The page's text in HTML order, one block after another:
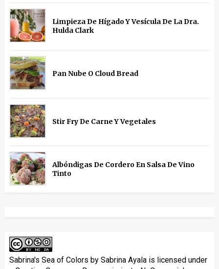
Limpieza De Hígado Y Vesícula De La Dra.
Hulda Clark
Pan Nube O Cloud Bread
Stir Fry De Carne Y Vegetales
Albóndigas De Cordero En Salsa De Vino
Tinto
Sabrina's Sea of Colors by Sabrina Ayalais licensed under